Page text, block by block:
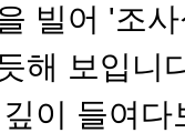
빌어 '조
해 보입니
이 들여다